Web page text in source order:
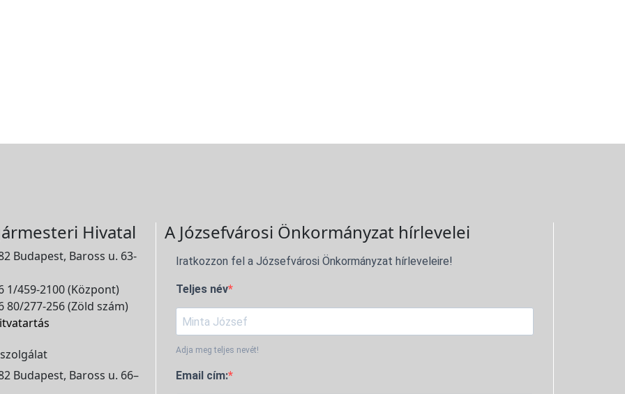
Hivatal
Budapest, Baross u. 63-
1/459-2100 (Központ)
80/277-256 (Zöld szám)
Budapest, Baross u. 66–
A Józsefvárosi Önkormányzat hírlevelei
Iratkozzon fel a Józsefvárosi Önkormányzat hírleveleire!
Teljes név
Adja meg teljes nevét!
Email cím: